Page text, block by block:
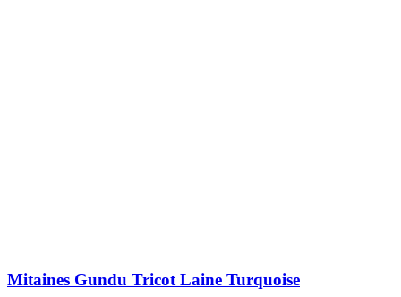
Mitaines Gundu Tricot Laine Turquoise